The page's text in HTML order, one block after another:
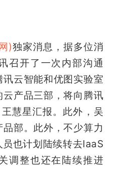
)独家消息，据多位消
召开了一次内部沟通
云智能和优图实验室
产品三部，将向腾讯
慧星汇报。此外，吴
部。此外，不少算力
也计划陆续转去IaaS
调整也还在陆续推进